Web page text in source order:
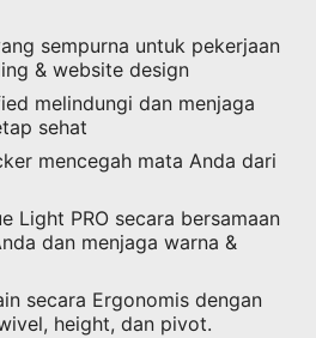
sempurna untuk pekerjaan
& website design
melindungi dan menjaga
sehat
mencegah mata Anda dari
Light PRO secara bersamaan
dan menjaga warna &
secara Ergonomis dengan
height, dan pivot.